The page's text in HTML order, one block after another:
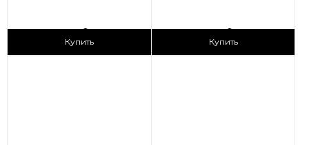
2
Купить
2
Купить